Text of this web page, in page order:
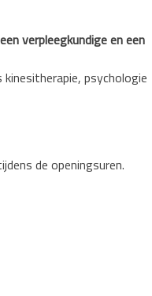
verpleegkundige en een
psychologie
de openingsuren.